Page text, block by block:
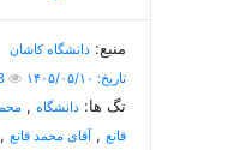
منبع:دانشگاه کاشان
تاریخ: ۱۴۰۵/۰۵/۱۰
13 بازدید
تگ ها:دانشگاه ,
قانع ,آقای محمد قانع ,